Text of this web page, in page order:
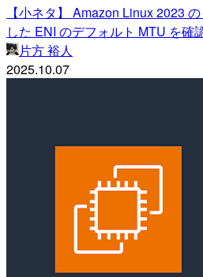
【小ネタ】 Amazon Linux 2023
した ENI のデフォルト MTU を確
片方 裕人
2025.10.07